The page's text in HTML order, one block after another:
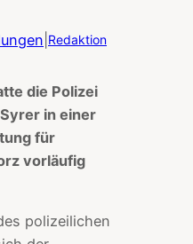
Redaktion
die Polizei
in einer
für
vorläufig
polizeilichen